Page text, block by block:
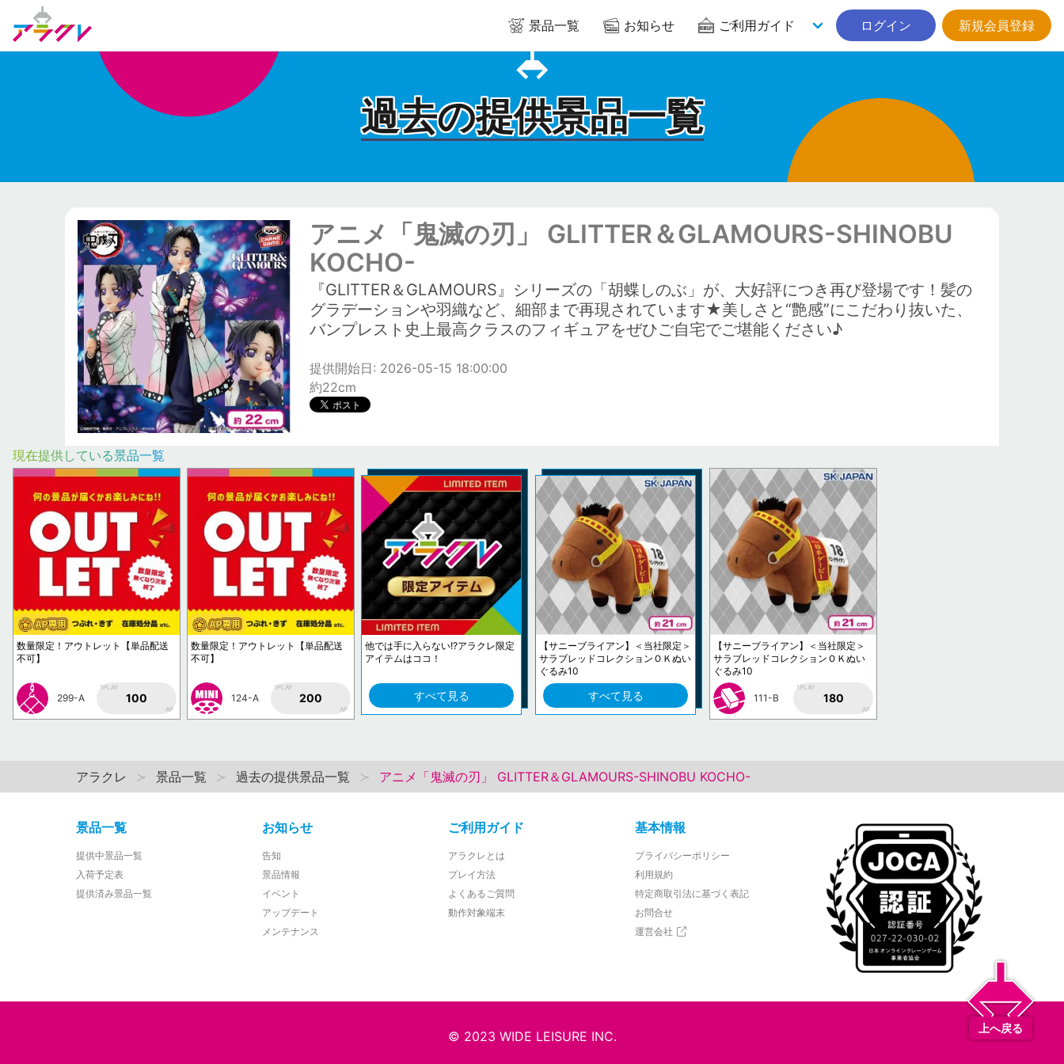
景品一覧 お知らせ ご利用ガイド ログイン 新規会員登録
過去の提供景品一覧
アニメ「鬼滅の刃」 GLITTER＆GLAMOURS-SHINOBU
KOCHO-
『GLITTER＆GLAMOURS』シリーズの「胡蝶しのぶ」が、大好評につき再び登場です！髪の
グラデーションや羽織など、細部まで再現されています★美しさと“艶感”にこだわり抜いた、
バンプレスト史上最高クラスのフィギュアをぜひご自宅でご堪能ください♪
提供開始日: 2026-05-15 18:00:00
約22cm
現在提供している景品一覧
数量限定！アウトレット【単品配送
不可】
299-A
1PLAY
100
AP
数量限定！アウトレット【単品配送
不可】
124-A
1PLAY
200
AP
他では手に入らない!?アラクレ限定
アイテムはココ！
すべて見る
【サニーブライアン】＜当社限定＞
サラブレッドコレクションＯＫぬい
ぐるみ10
すべて見る
【サニーブライアン】＜当社限定＞
サラブレッドコレクションＯＫぬい
ぐるみ10
111-B
1PLAY
180
AP
アラクレ 景品一覧 過去の提供景品一覧 アニメ「鬼滅の刃」 GLITTER＆GLAMOURS-SHINOBU KOCHO-
景品一覧
提供中景品一覧
入荷予定表
提供済み景品一覧
お知らせ
告知
景品情報
イベント
アップデート
メンテナンス
ご利用ガイド
アラクレとは
プレイ方法
よくあるご質問
動作対象端末
基本情報
プライバシーポリシー
利用規約
特定商取引法に基づく表記
お問合せ
運営会社
© 2023 WIDE LEISURE INC.
上へ戻る